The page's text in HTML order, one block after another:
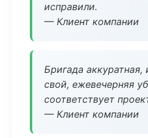
исправили.
— Клиент компании
Бригада аккуратная,
свой, ежевечерняя
соответствует
— Клиент компании